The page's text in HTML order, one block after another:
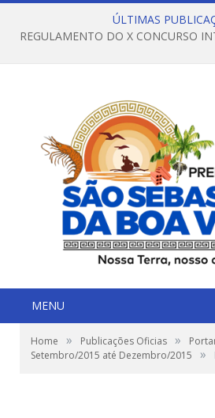
ÚLTIMAS
MENU
Home » Publicações Oficias »
Setembro/2015 até Dezembro/2015
»